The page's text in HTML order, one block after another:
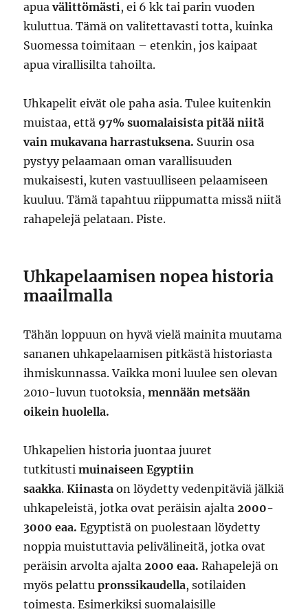
apuavälittömästi, ei 6 kk tai parin vuoden
kuluttua. Tämä on valitettavasti totta, kuinka
Suomessa toimitaan – etenkin, jos kaipaat
apua virallisilta tahoilta.
Uhkapelit eivät ole paha asia. Tulee kuitenkin
muistaa, että 97% suomalaisista pitää niitä
vain mukavana harrastuksena. Suurin osa
pystyy pelaamaan oman varallisuuden
mukaisesti, kuten vastuulliseen pelaamiseen
kuuluu. Tämä tapahtuu riippumatta missä niitä
rahapelejä pelataan. Piste.
Uhkapelaamisen nopea historia
maailmalla
Tähän loppuun on hyvä vielä mainita muutama
sananen uhkapelaamisen pitkästä historiasta
ihmiskunnassa. Vaikka moni luulee sen olevan
2010-luvun tuotoksia,mennään metsään
oikein huolella.
Uhkapelien historia juontaa juuret
tutkitustimuinaiseen Egyptiin
saakka.Kiinastaon löydetty vedenpitäviä jälkiä
uhkapeleistä, jotka ovat peräisin ajalta2000-
3000 eaa.Egyptistä on puolestaan löydetty
noppia muistuttavia pelivälineitä, jotka ovat
peräisin arvolta ajalta2000 eaa. Rahapelejä on
myös pelattupronssikaudella, sotilaiden
toimesta. Esimerkiksi suomalaisille